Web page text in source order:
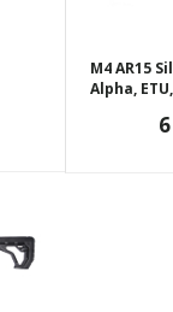
M4 AR15
Alpha,